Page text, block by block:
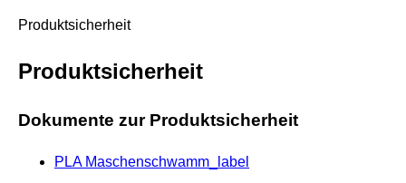
Produktsicherheit
Produktsicherheit
Dokumente zur Produktsicherheit
PLA Maschenschwamm_label